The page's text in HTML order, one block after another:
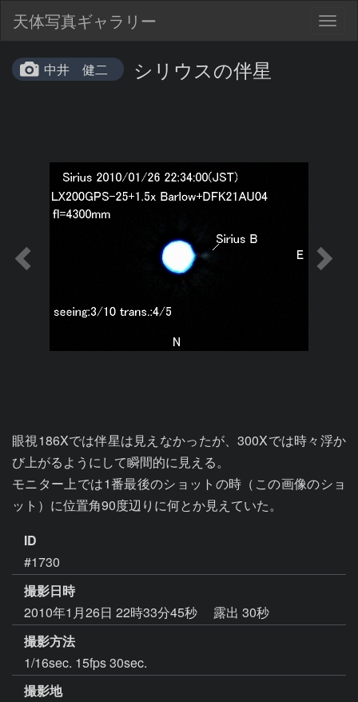
天体写真ギャラリー
中井 健二 シリウスの伴星
眼視186Xでは伴星は見えなかったが、300Xでは時々浮か
び上がるようにして瞬間的に見える。
モニター上では1番最後のショットの時（この画像のショ
ット）に位置角90度辺りに何とか見えていた。
ID
#1730
撮影日時
2010年1月26日 22時33分45秒
露出 30秒
撮影方法
1/16sec. 15fps 30sec.
撮影地